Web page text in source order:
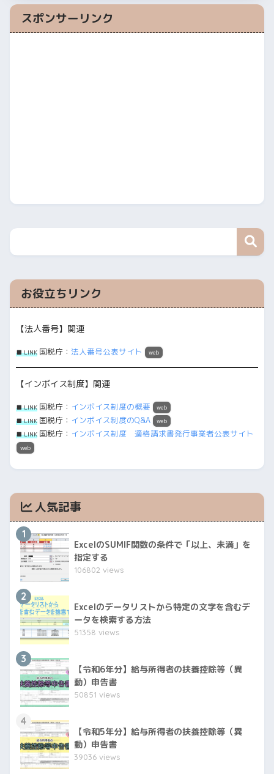
スポンサーリンク
お役立ちリンク
【法人番号】関連
■ LINK 国税庁： 法人番号公表サイト web
【インボイス制度】関連
■ LINK 国税庁： インボイス制度の概要 web
■ LINK 国税庁： インボイス制度のQ&A web
■ LINK 国税庁： インボイス制度 適格請求書発行事業者公表サイト
web
人気記事
1
ExcelのSUMIF関数の条件で「以上、未満」を
指定する
106802 views
2
Excelのデータリストから特定の文字を含むデ
ータを検索する方法
51358 views
3
【令和6年分】給与所得者の扶養控除等（異
動）申告書
50851 views
4
【令和5年分】給与所得者の扶養控除等（異
動）申告書
39036 views